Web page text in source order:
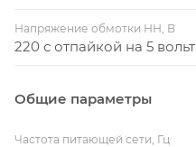
Напряжение обмотки НН, В
220 с отпайкой на 5 вольт
Общие параметры
Частота питающей сети, Гц